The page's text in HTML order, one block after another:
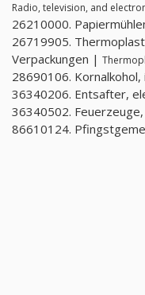
Radio, television, and
26210000.
26719905.
Verpackungen |
28690106.
36340206. Entsafter,
36340502.
86610124.